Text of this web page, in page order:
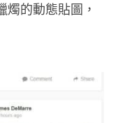
的動態貼圖，